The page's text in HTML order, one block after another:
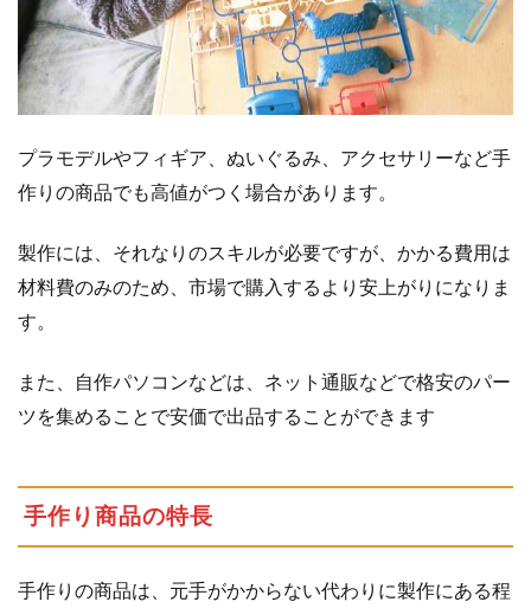
させ
よ
う！
を
綺
麗
梱
包
4.2.1
商
種
類
と
包
プラモデルやフィギア、ぬいぐるみ、アクセサリーなど手
作りの商品でも高値がつく場合があります。
製作には、それなりのスキルが必要ですが、かかる費用は
材料費のみのため、市場で購入するより安上がりになりま
す。
また、自作パソコンなどは、ネット通販などで格安のパー
ツを集めることで安価で出品することができます
手作り商品の特長
手作りの商品は、元手がかからない代わりに製作にある程